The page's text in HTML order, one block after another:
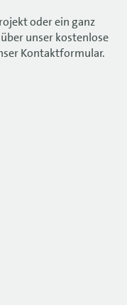
oder ein ganz
unser kostenlose
Kontaktformular.